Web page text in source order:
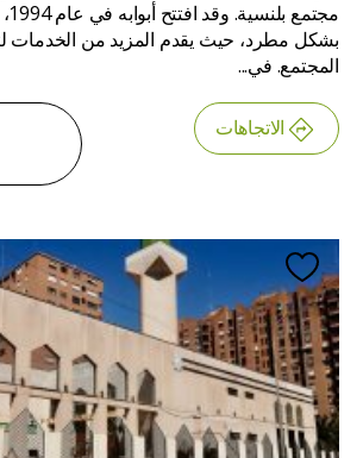
بشكل مطرد، حيث يقدم المزيد من الخدمات
المجتمع. في...
الاتجاهات